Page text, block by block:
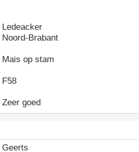
Ledeacker
Noord-Brabant
Mais op stam
F58
Zeer goed
Geerts